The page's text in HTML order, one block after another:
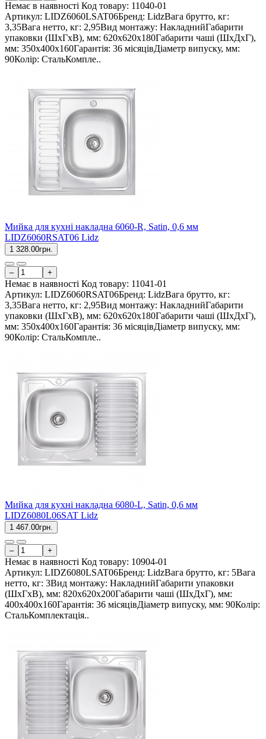
Немає в наявності Код товару: 11040-01
Артикул: LIDZ6060LSAT06Бренд: LidzВага брутто, кг:
3,35Вага нетто, кг: 2,95Вид монтажу: НакладнийГабарити
упаковки (ШхГхВ), мм: 620х620х180Габарити чаші (ШхДхГ),
мм: 350х400х160Гарантія: 36 місяцівДіаметр випуску, мм:
90Колір: СтальКомпле..
Мийка для кухні накладна 6060-R, Satin, 0,6 мм
LIDZ6060RSAT06 Lidz
1 328.00грн.
– +
Немає в наявності Код товару: 11041-01
Артикул: LIDZ6060RSAT06Бренд: LidzВага брутто, кг:
3,35Вага нетто, кг: 2,95Вид монтажу: НакладнийГабарити
упаковки (ШхГхВ), мм: 620х620х180Габарити чаші (ШхДхГ),
мм: 350х400х160Гарантія: 36 місяцівДіаметр випуску, мм:
90Колір: СтальКомпле..
Мийка для кухні накладна 6080-L, Satin, 0,6 мм
LIDZ6080L06SAT Lidz
1 467.00грн.
– +
Немає в наявності Код товару: 10904-01
Артикул: LIDZ6080LSAT06Бренд: LidzВага брутто, кг: 5Вага
нетто, кг: 3Вид монтажу: НакладнийГабарити упаковки
(ШхГхВ), мм: 820х620х200Габарити чаші (ШхДхГ), мм:
400х400х160Гарантія: 36 місяцівДіаметр випуску, мм: 90Колір:
СтальКомплектація..